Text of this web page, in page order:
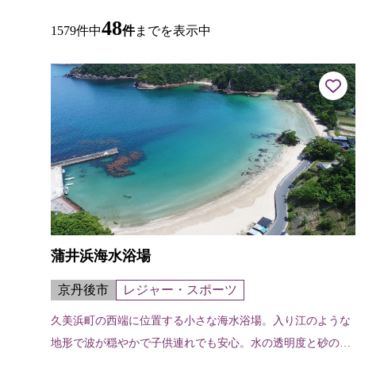
1579件中48件までを表示中
蒲井浜海水浴場
京丹後市 レジャー・スポーツ
久美浜町の西端に位置する小さな海水浴場。入り江のような
地形で波が穏やかで子供連れでも安心。水の透明度と砂の美